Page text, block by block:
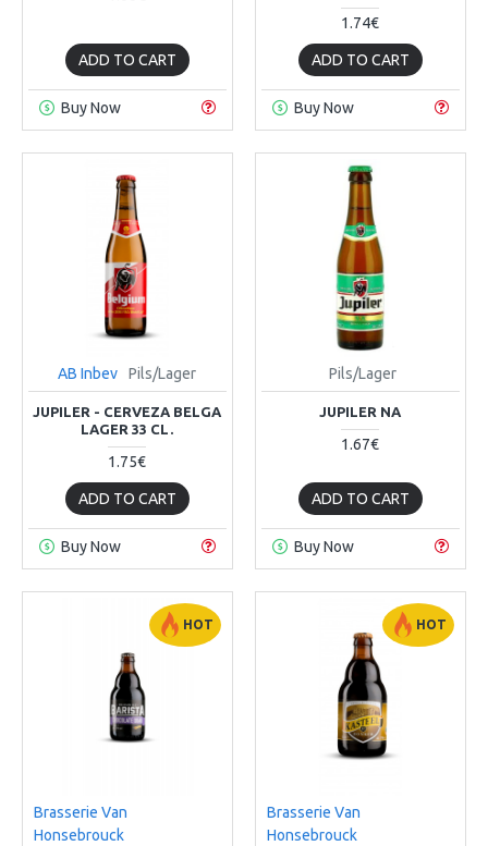
ADD TO CART
Buy Now
1.74€
ADD TO CART
Buy Now
AB Inbev Pils/Lager
JUPILER - CERVEZA BELGA
LAGER 33 CL.
1.75€
ADD TO CART
Buy Now
Pils/Lager
JUPILER NA
1.67€
ADD TO CART
Buy Now
HOT
Brasserie Van
Honsebrouck
HOT
Brasserie Van
Honsebrouck